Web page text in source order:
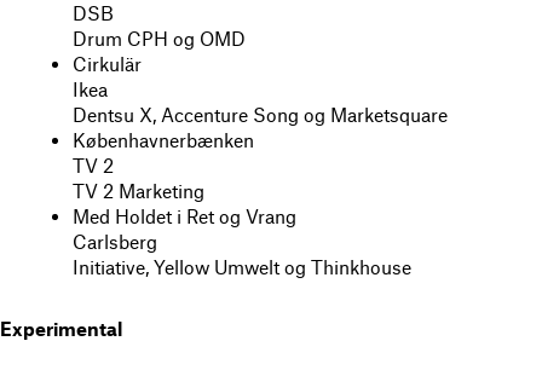
DSB
Drum CPH og OMD
Cirkulär
Ikea
Dentsu X, Accenture Song og Marketsquare
Københavnerbænken
TV 2
TV 2 Marketing
Med Holdet i Ret og Vrang
Carlsberg
Initiative, Yellow Umwelt og Thinkhouse
Experimental